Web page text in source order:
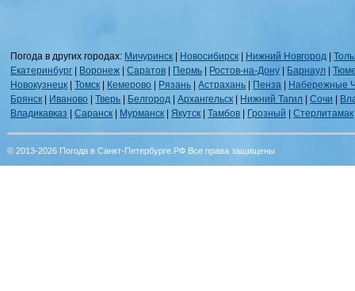
Погода в других городах: Мичуринск | Новосибирск | Нижний Новгород |
Екатеринбург | Воронеж |Саратов | Пермь | Ростов-на-Дону | Барнаул |
Новокузнецк |Томск | Кемерово | Рязань |Астрахань | Пенза | Набережные
Брянск | Иваново |Тверь | Белгород |Архангельск | Нижний Тагил |Сочи |
Владикавказ |Саранск | Мурманск | Якутск |Тамбов | Грозный |Стерлитамак
© 2013-2026 Погода в Санкт-Петербурге.РФ Все права защищены